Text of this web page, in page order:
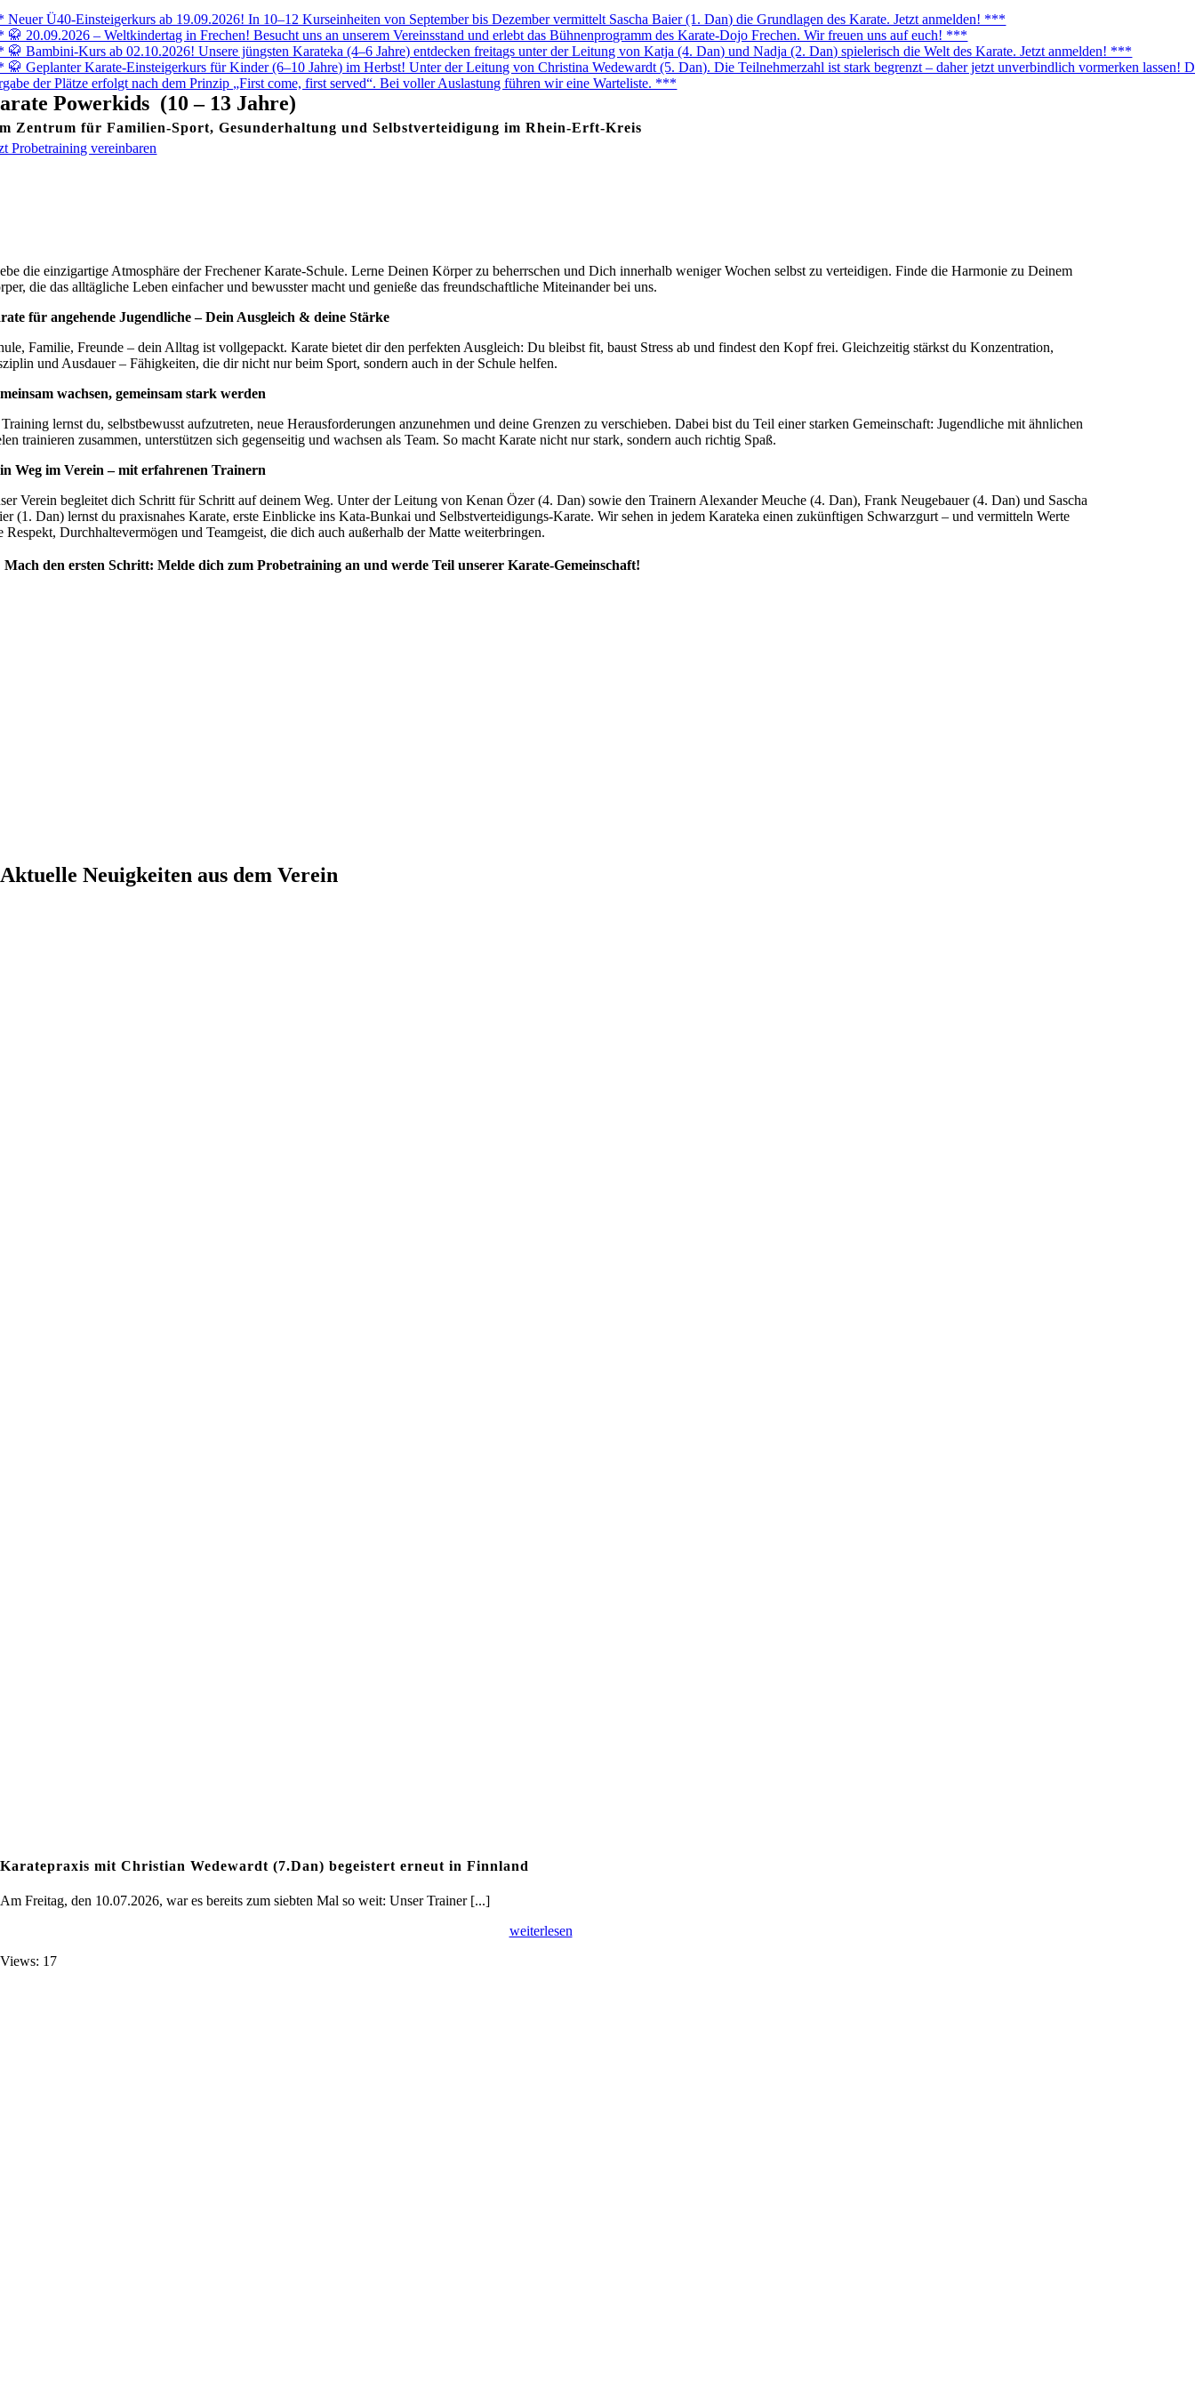
Ü40-Einsteigerkurs ab 19.09.2026! In 10–12 Kurseinheiten von September bis Dezember vermittelt Sascha Baier (1. Dan) die Grundlagen des Karate. Jetzt anmelden! ***
20.09.2026 – Weltkindertag in Frechen! Besucht uns an unserem Vereinsstand und erlebt das Bühnenprogramm des Karate-Dojo Frechen. Wir freuen uns auf euch! ***
Bambini-Kurs ab 02.10.2026! Unsere jüngsten Karateka (4–6 Jahre) entdecken freitags unter der Leitung von Katja (4. Dan) und Nadja (2. Dan) spielerisch die Welt des Karate. Jetzt anmelden! ***
Geplanter Karate-Einsteigerkurs für Kinder (6–10 Jahre) im Herbst! Unter der Leitung von Christina Wedewardt (5. Dan). Die Teilnehmerzahl ist stark begrenzt – daher jetzt unverbindlich vormerken lassen!
der Plätze erfolgt nach dem Prinzip „First come, first served“. Bei voller Auslastung führen wir eine Warteliste. ***
Powerkids (10 – 13 Jahre)
Zentrum für Familien-Sport, Gesunderhaltung und Selbstverteidigung im Rhein-Erft-Kreis
Probetraining vereinbaren
die einzigartige Atmosphäre der Frechener Karate-Schule. Lerne Deinen Körper zu beherrschen und Dich innerhalb weniger Wochen selbst zu verteidigen. Finde die Harmonie zu Deinem
die das alltägliche Leben einfacher und bewusster macht und genieße das freundschaftliche Miteinander bei uns.
für angehende Jugendliche – Dein Ausgleich & deine Stärke
Familie, Freunde – dein Alltag ist vollgepackt. Karate bietet dir den perfekten Ausgleich: Du bleibst fit, baust Stress ab und findest den Kopf frei. Gleichzeitig stärkst du Konzentration,
und Ausdauer – Fähigkeiten, die dir nicht nur beim Sport, sondern auch in der Schule helfen.
wachsen, gemeinsam stark werden
lernst du, selbstbewusst aufzutreten, neue Herausforderungen anzunehmen und deine Grenzen zu verschieben. Dabei bist du Teil einer starken Gemeinschaft: Jugendliche mit ähnlichen
trainieren zusammen, unterstützen sich gegenseitig und wachsen als Team. So macht Karate nicht nur stark, sondern auch richtig Spaß.
Weg im Verein – mit erfahrenen Trainern
Verein begleitet dich Schritt für Schritt auf deinem Weg. Unter der Leitung von Kenan Özer (4. Dan) sowie den Trainern Alexander Meuche (4. Dan), Frank Neugebauer (4. Dan) und Sascha
(1. Dan) lernst du praxisnahes Karate, erste Einblicke ins Kata-Bunkai und Selbstverteidigungs-Karate. Wir sehen in jedem Karateka einen zukünftigen Schwarzgurt – und vermitteln Werte
Respekt, Durchhaltevermögen und Teamgeist, die dich auch außerhalb der Matte weiterbringen.
Mach den ersten Schritt: Melde dich zum Probetraining an und werde Teil unserer Karate-Gemeinschaft!
Aktuelle Neuigkeiten aus dem Verein
Karatepraxis mit Christian Wedewardt (7.Dan) begeistert erneut in Finnland
Am Freitag, den 10.07.2026, war es bereits zum siebten Mal so weit: Unser Trainer [...]
weiterlesen
Views: 17